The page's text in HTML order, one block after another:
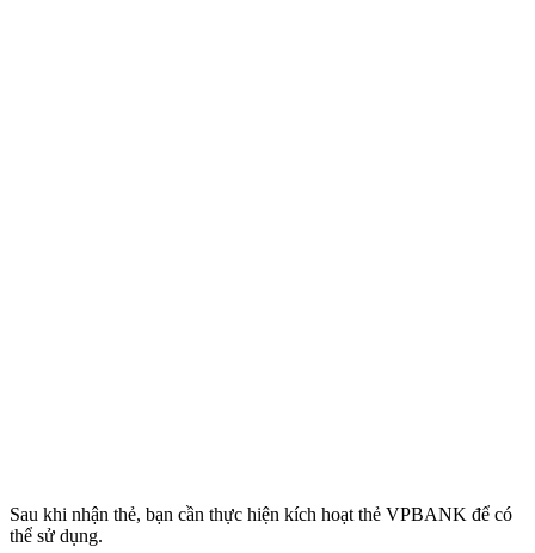
Sau khi nhận thẻ, bạn cần thực hiện kích hoạt thẻ VPBANK để có
thể sử dụng.